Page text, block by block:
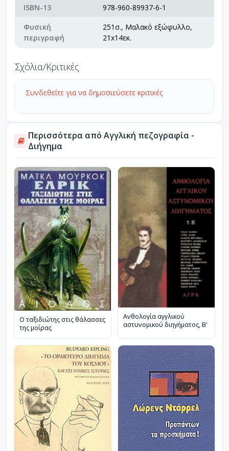
ISBN-13
978-960-89937-6-1
Φυσική
περιγραφή
251σ., Μαλακό εξώφυλλο,
21x14εκ.
Σχόλια/Κριτικές
Συνδεθείτε για να δημοσιεύσετε κριτικές
Περισσότερα από Αγγλική πεζογραφία -
Διήγημα
Ο ταξιδιώτης στις θάλασσες
της μοίρας
Ανθολογία αγγλικού
αστυνομικού διηγήματος, Β'